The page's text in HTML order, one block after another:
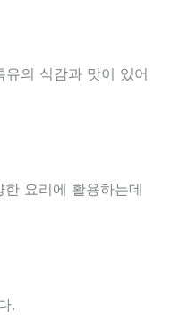
의 식감과 맛이 있어
요리에 활용하는데
.